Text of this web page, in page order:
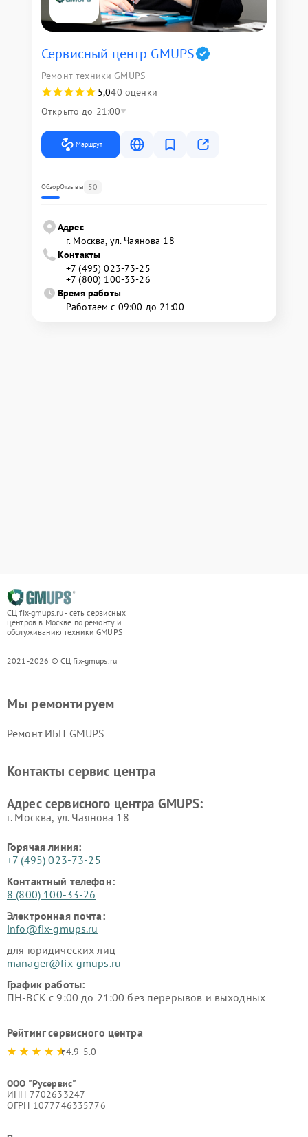
Сервисный центр GMUPS
Ремонт техники GMUPS
5,040 оценки
Открыто до 21:00
Маршрут
ОбзорОтзывы 50
Адрес
г. Москва, ул. Чаянова 18
Контакты
+7 (495) 023-73-25
+7 (800) 100-33-26
Время работы
Работаем с 09:00 до 21:00
СЦ fix-gmups.ru - сеть сервисных
центров в Москве по ремонту и
обслуживанию техники GMUPS
2021-2026 © СЦ fix-gmups.ru
Мы ремонтируем
Ремонт ИБП GMUPS
Контакты сервис центра
Адрес сервисного центра GMUPS:
г. Москва, ул. Чаянова 18
Горячая линия:
+7 (495) 023-73-25
Контактный телефон:
8 (800) 100-33-26
Электронная почта:
info@fix-gmups.ru
для юридических лиц
manager@fix-gmups.ru
График работы:
ПН-ВСК с 9:00 до 21:00 без перерывов и выходных
Рейтинг сервисного центра
4.9-5.0
ООО "Русервис"
ИНН 7702633247
ОГРН 1077746335776